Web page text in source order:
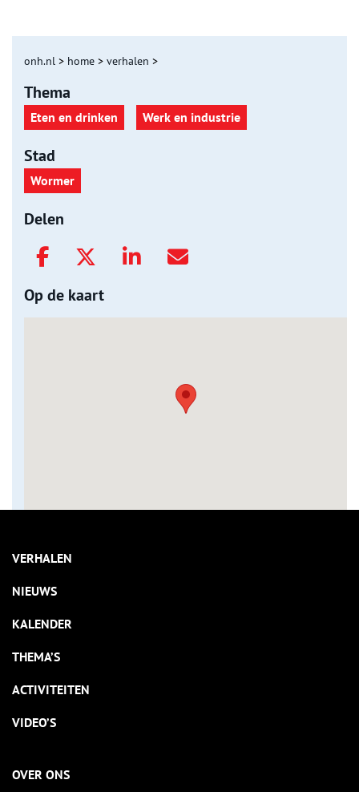
onh.nl > home > verhalen >
Thema
Eten en drinken Werk en industrie
Stad
Wormer
Delen
Op de kaart
VERHALEN
NIEUWS
KALENDER
THEMA’S
ACTIVITEITEN
VIDEO’S
OVER ONS